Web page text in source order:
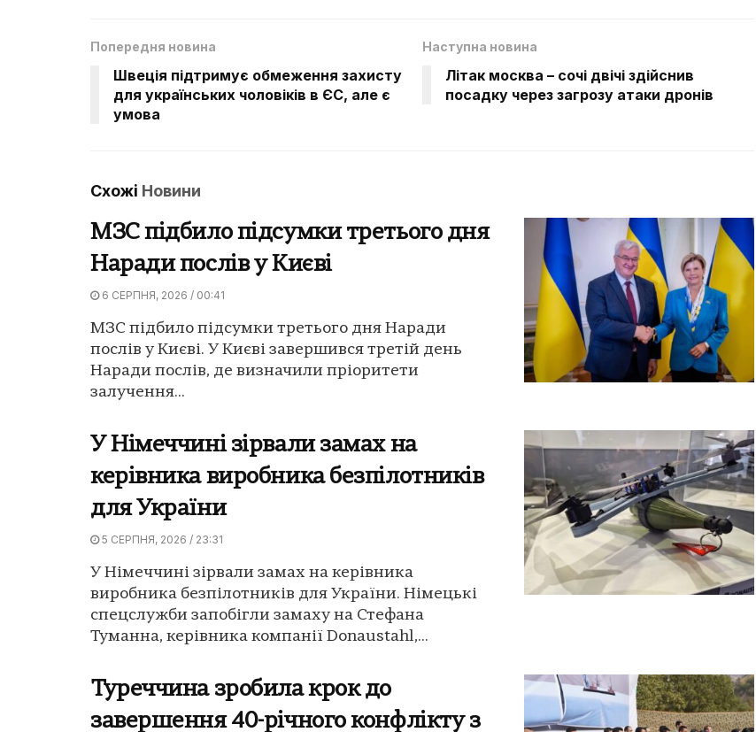
Попередня новина
Швеція підтримує обмеження захисту
для українських чоловіків в ЄС, але є
умова
Наступна новина
Літак москва – сочі двічі здійснив
посадку через загрозу атаки дронів
Схожі Новини
МЗС підбило підсумки третього дня
Наради послів у Києві
6 СЕРПНЯ, 2026 / 00:41
МЗС підбило підсумки третього дня Наради
послів у Києві. У Києві завершився третій день
Наради послів, де визначили пріоритети
залучення...
У Німеччині зірвали замах на
керівника виробника безпілотників
для України
5 СЕРПНЯ, 2026 / 23:31
У Німеччині зірвали замах на керівника
виробника безпілотників для України. Німецькі
спецслужби запобігли замаху на Стефана
Туманна, керівника компанії Donaustahl,...
Туреччина зробила крок до
завершення 40-річного конфлікту з